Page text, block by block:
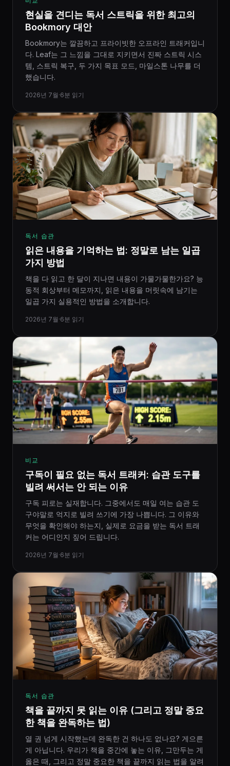
현실을 견디는 독서 스트릭을 위한 최고의
Bookmory 대안
Bookmory는 깔끔하고 프라이빗한 오프라인 트래커입니
다. Leaf는 그 느낌을 그대로 지키면서 진짜 스트릭 시스
템, 스트릭 복구, 두 가지 목표 모드, 마일스톤 나무를 더
했습니다.
2026년 7월 ·6분 읽기
독서 습관
읽은 내용을 기억하는 법: 정말로 남는 일곱
가지 방법
책을 다 읽고 한 달이 지나면 내용이 가물가물한가요? 능
동적 회상부터 메모까지, 읽은 내용을 머릿속에 남기는
일곱 가지 실용적인 방법을 소개합니다.
2026년 7월 ·6분 읽기
비교
구독이 필요 없는 독서 트래커: 습관 도구를
빌려 써서는 안 되는 이유
구독 피로는 실재합니다. 그중에서도 매일 여는 습관 도
구야말로 억지로 빌려 쓰기에 가장 나쁩니다. 그 이유와
무엇을 확인해야 하는지, 실제로 요금을 받는 독서 트래
커는 어디인지 짚어 드립니다.
2026년 7월 ·6분 읽기
독서 습관
책을 끝까지 못 읽는 이유 (그리고 정말 중요
한 책을 완독하는 법)
열 권 넘게 시작했는데 완독한 건 하나도 없나요? 게으른
게 아닙니다. 우리가 책을 중간에 놓는 이유, 그만두는 게
옳은 때, 그리고 정말 중요한 책을 끝까지 읽는 법을 알려